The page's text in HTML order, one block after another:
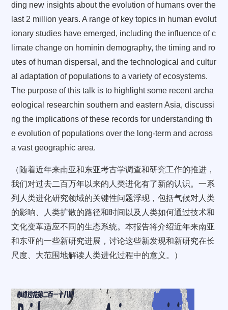
ding new insights about the evolution of humans over the
last 2 million years. A range of key topics in human evolut
ionary studies have emerged, including the influence of c
limate change on hominin demography, the timing and ro
utes of human dispersal, and the technological and cultur
al adaptation of populations to a variety of ecosystems.
The purpose of this talk is to highlight some recent archa
eological researchin southern and eastern Asia, discussi
ng the implications of these records for understanding th
e evolution of populations over the long-term and across
a vast geographic area.
（随着近年来南亚和东亚考古学调查和研究工作的推进，
我们对过去二百万年以来的人类进化有了新的认识。一系
列人类进化研究领域的关键性问题浮现，包括气候对人类
的影响、人类扩散的路径和时间以及人类如何通过技术和
文化变革适应不同的生态系统。本报告将介绍近年来南亚
和东亚的一些新研究进展，讨论这些新发现和新研究在长
尺度、大范围地解读人类进化过程中的意义。）